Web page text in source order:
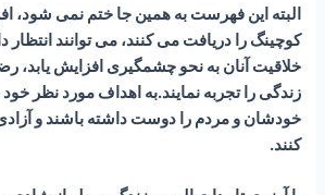
البته این فهرست به همین جا ختم نمی شود،
کوچینگ را دریافت می کنند، می توانند انتظار
خلاقیت آنان به نحو چشمگیری افزایش یابد،
زندگی را تجربه نمایند.به اهداف مورد نظر
خودشان و مردم را دوست داشته باشند و
کنند.